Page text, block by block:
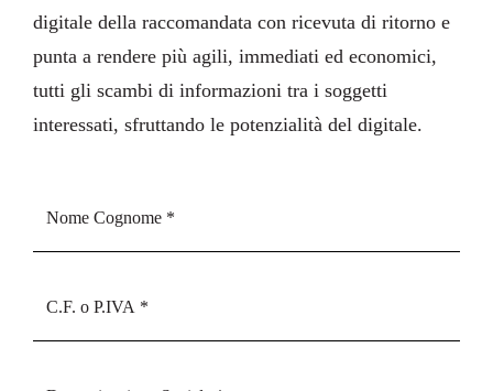
digitale della raccomandata con ricevuta di ritorno e
punta a rendere più agili, immediati ed economici,
tutti gli scambi di informazioni tra i soggetti
interessati, sfruttando le potenzialità del digitale.